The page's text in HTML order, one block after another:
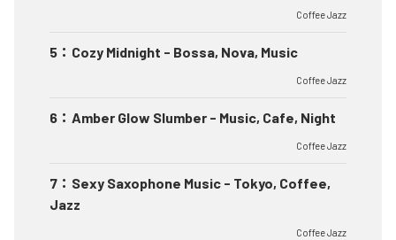
Coffee Jazz
5 ： Cozy Midnight - Bossa, Nova, Music
Coffee Jazz
6 ： Amber Glow Slumber - Music, Cafe, Night
Coffee Jazz
7 ： Sexy Saxophone Music - Tokyo, Coffee,
Jazz
Coffee Jazz